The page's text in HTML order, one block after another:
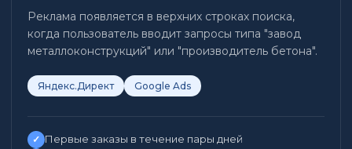
Реклама появляется в верхних строках поиска,
когда пользователь вводит запросы типа "завод
металлоконструкций" или "производитель бетона".
Яндекс.Директ Google Ads
✓ Первые заказы в течение пары дней